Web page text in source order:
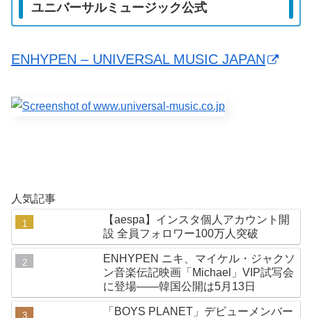
ユニバーサルミュージック公式
ENHYPEN – UNIVERSAL MUSIC JAPAN
人気記事
【aespa】インスタ個人アカウント開
設 全員フォロワー100万人突破
ENHYPEN ニキ、マイケル・ジャクソ
ン音楽伝記映画「Michael」VIP試写会
に登場——韓国公開は5月13日
「BOYS PLANET」デビューメンバー